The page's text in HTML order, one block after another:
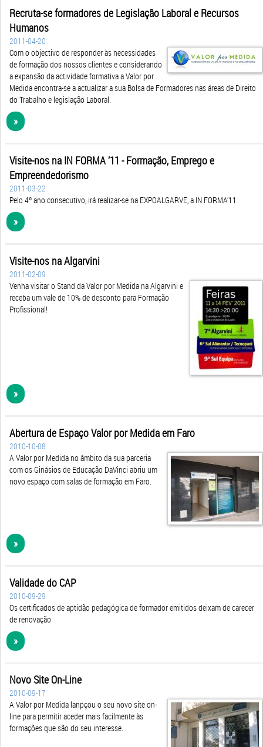
Recruta-se formadores de Legislação Laboral e Recursos
Humanos
2011-04-20
Com o objectivo de responder às necessidades
de formação dos nossos clientes e considerando
a expansão da actividade formativa a Valor por
Medida encontra-se a actualizar a sua Bolsa de Formadores nas áreas de Direito
do Trabalho e legislação Laboral.
»
Visite-nos na IN FORMA ’11 - Formação, Emprego e
Empreended​orismo
2011-03-22
Pelo 4º ano consecutivo, irá realizar-se na EXPOALGARVE, a IN FORMA’11
»
Visite-nos na Algarvini
2011-02-09
Venha visitar o Stand da Valor por Medida na Algarvini e
receba um vale de 10% de desconto para Formação
Profissional!
»
Abertura de Espaço Valor por Medida em Faro
2010-10-08
A Valor por Medida no âmbito da sua parceria
com os Ginásios de Educação DaVinci abriu um
novo espaço com salas de formação em Faro.
»
Validade do CAP
2010-09-29
Os certificados de aptidão pedagógica de formador emitidos deixam de carecer
de renovação
»
Novo Site On-Line
2010-09-17
A Valor por Medida lanpçou o seu novo site on-
line para permitir aceder mais facilmente às
formações que são do seu interesse.